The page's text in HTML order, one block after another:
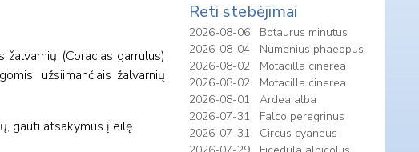
(Coracias garrulus)
užsiimančiais žalvarnių
gauti atsakymus į eilę
Reti stebėjimai
2026-08-06
Botaurus minutus
2026-08-04
Numenius phaeopus
2026-08-02
Motacilla cinerea
2026-08-02
Motacilla cinerea
2026-08-01
Ardea alba
2026-07-31
Falco peregrinus
2026-07-31
Circus cyaneus